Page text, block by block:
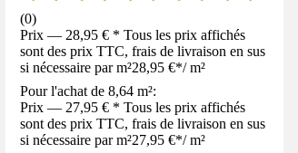
(0)
Prix — 28,95 € * Tous les prix affichés
sont des prix TTC, frais de livraison en sus
si nécessaire par m²28,95 €*/ m²
Pour l'achat de 8,64 m²:
Prix — 27,95 € * Tous les prix affichés
sont des prix TTC, frais de livraison en sus
si nécessaire par m²27,95 €*/ m²